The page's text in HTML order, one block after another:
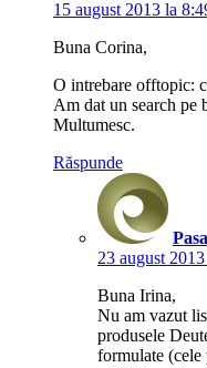
15 august 2013 la
Buna Corina,
O intrebare offtopic:
Am dat un search pe
Multumesc.
Răspunde
23 august
Buna Irina,
Nu am vazut
produsele
formulate (cele